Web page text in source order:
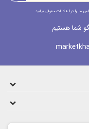
ما را در اطلاعات حقوقی بیابید.